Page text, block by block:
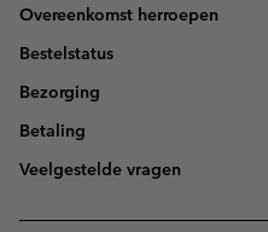
Overeenkomst herroepen
Bestelstatus
Bezorging
Betaling
Veelgestelde vragen